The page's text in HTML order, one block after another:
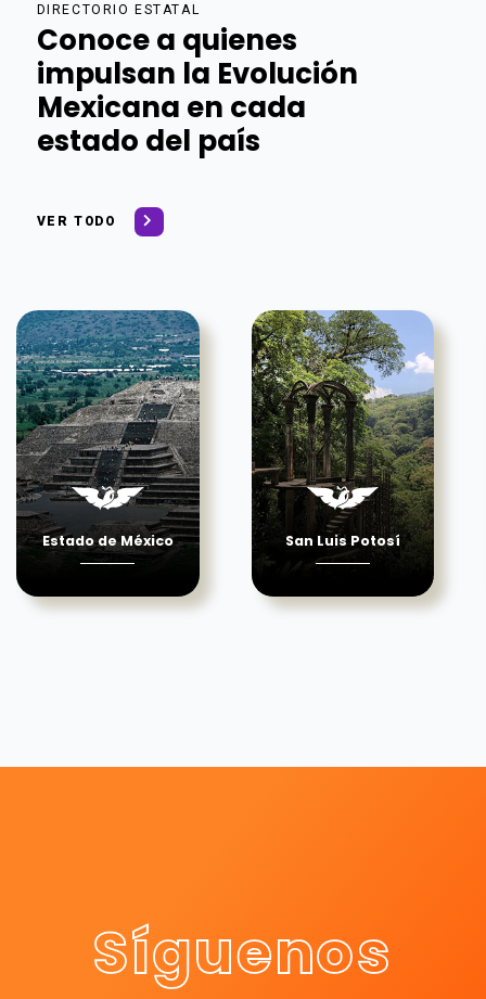
DIRECTORIO ESTATAL
Conoce a quienes
impulsan la Evolución
Mexicana en cada
estado del país
VER TODO
Estado de México San Luis Potosí
Síguenos